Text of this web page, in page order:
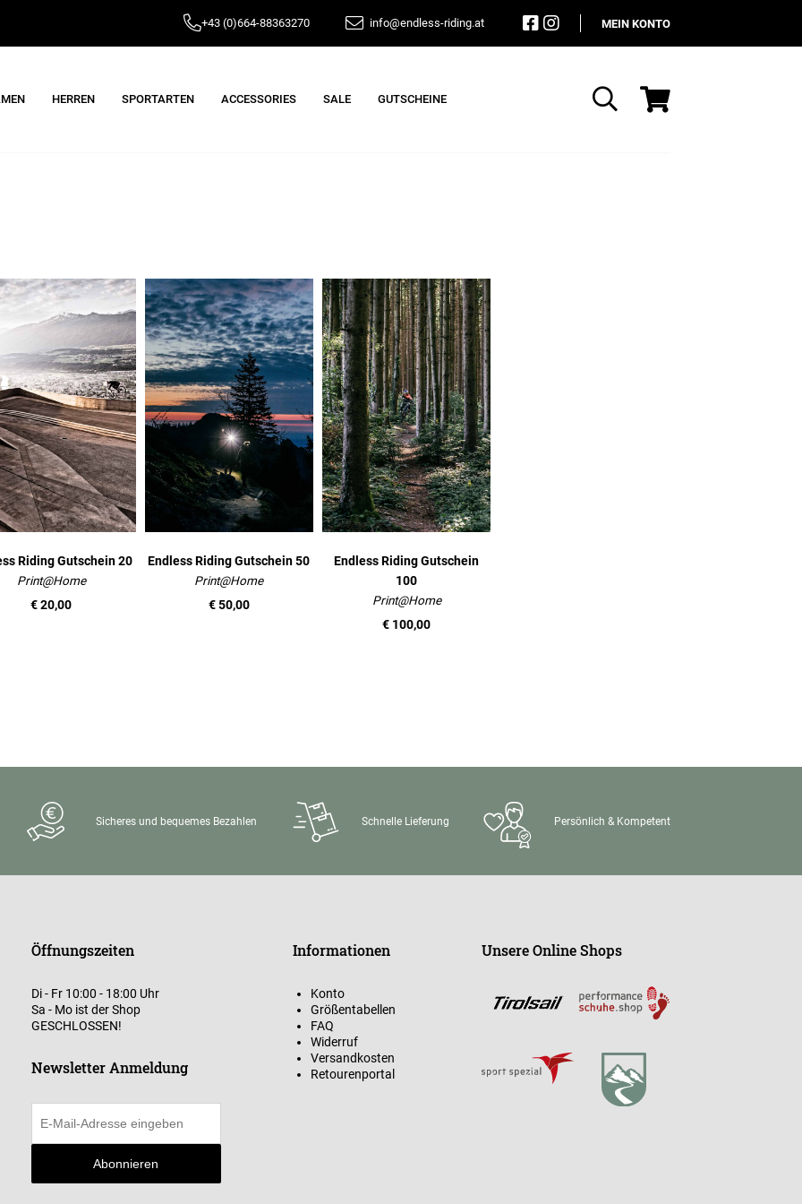
+43 (0)664-88363270 info@endless-riding.at MEIN KONTO
HERREN SPORTARTEN ACCESSORIES SALE GUTSCHEINE
Suche
Riding Gutschein 20
Print@Home
€ 20,00
Endless Riding Gutschein 50
Print@Home
€ 50,00
Endless Riding Gutschein
100
Print@Home
€ 100,00
Sicheres und bequemes Bezahlen Schnelle Lieferung Persönlich & Kompetent
Öffnungszeiten
Di - Fr 10:00 - 18:00 Uhr
Sa - Mo ist der Shop
GESCHLOSSEN!
Newsletter Anmeldung
Abonnieren
Informationen
Konto
Größentabellen
FAQ
Widerruf
Versandkosten
Retourenportal
Unsere Online Shops